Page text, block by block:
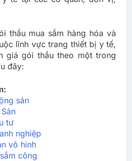
thầu mua sắm hàng hóa và
lĩnh vực trang thiết bị y tế,
giá gói thầu theo một trong
đây:
sản
tư
nghiệp
vô hình
công